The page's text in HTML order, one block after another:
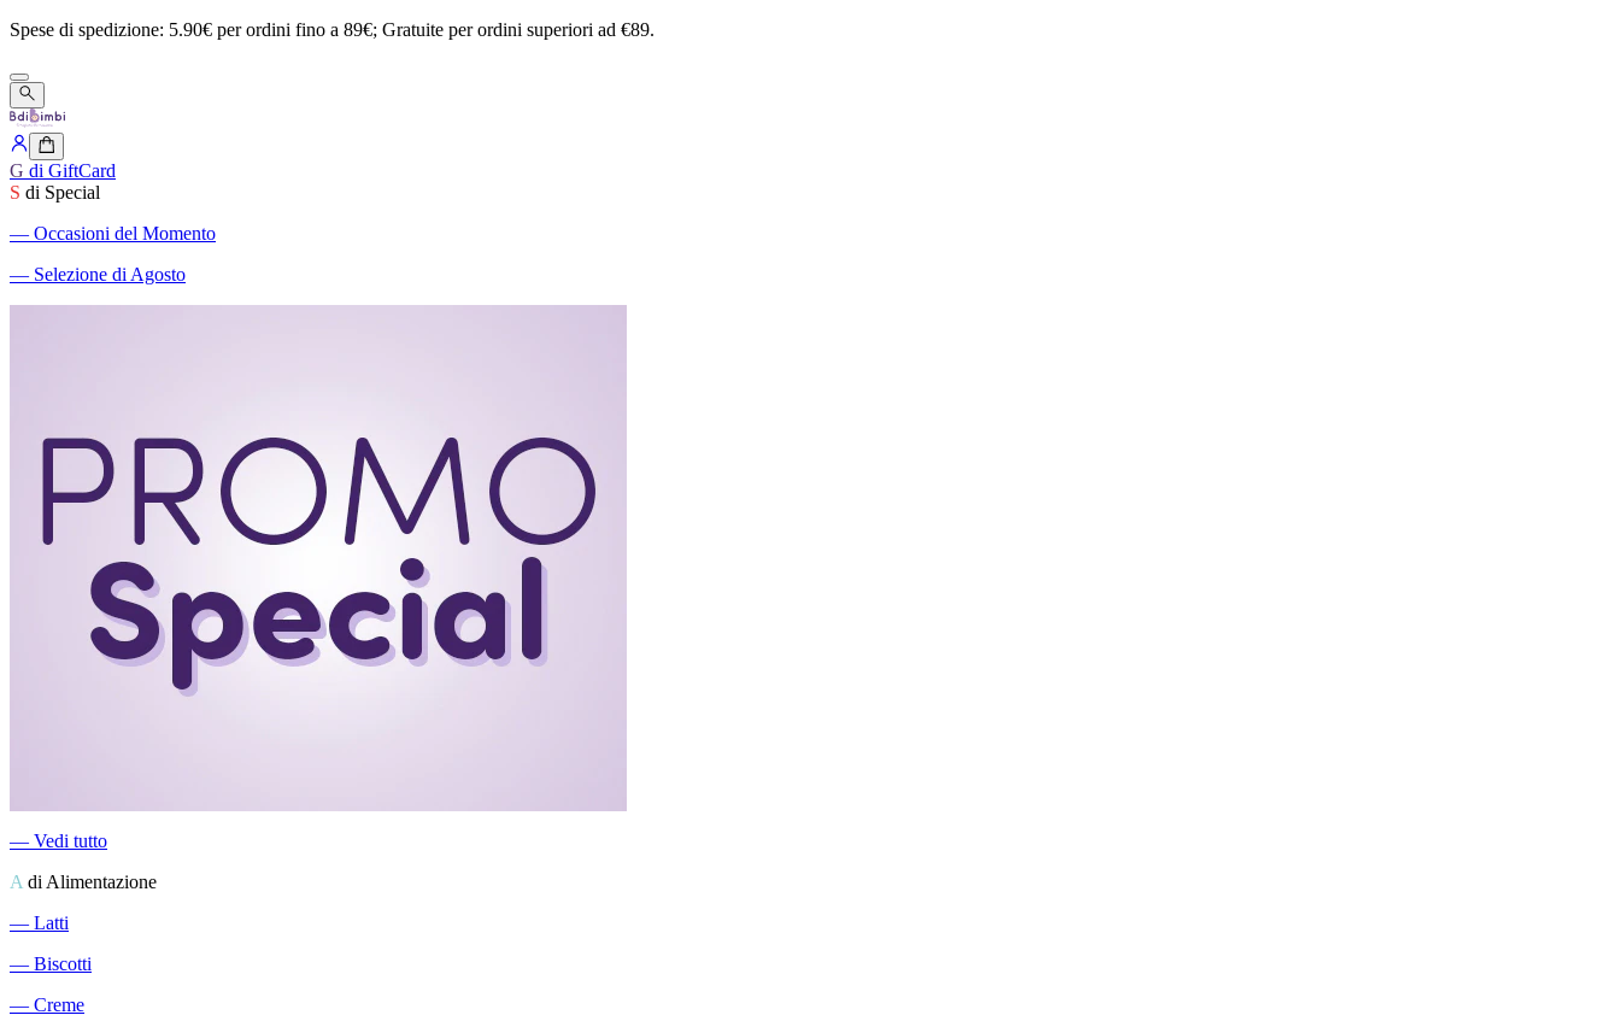
Spese di spedizione: 5.90€ perordini fino a 89€; Gratuite perordini superiori ad €89.
G di GiftCard
S di Special
― Occasioni del Momento
― Selezione di Agosto
― Vedi tutto
A di Alimentazione
― Latti
― Biscotti
― Creme